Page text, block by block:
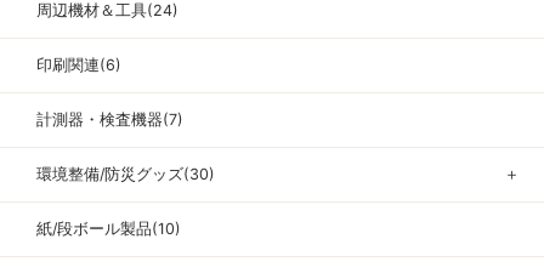
周辺機材＆工具(24)
印刷関連(6)
計測器・検査機器(7)
環境整備/防災グッズ(30) ＋
紙/段ボール製品(10)